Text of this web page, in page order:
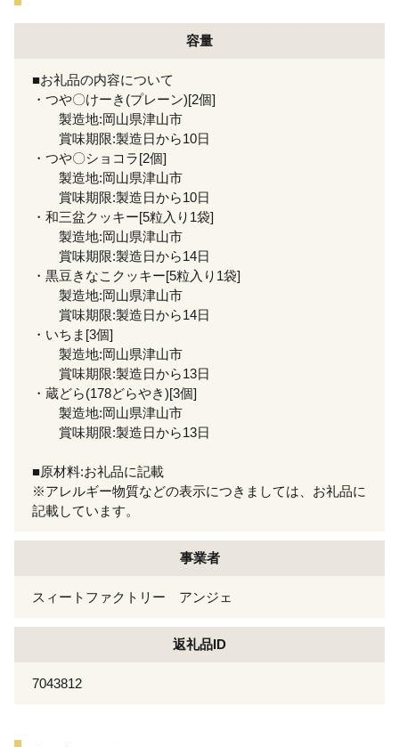
容量
■お礼品の内容について
・つや〇けーき(プレーン)[2個]
製造地:岡山県津山市
賞味期限:製造日から10日
・つや〇ショコラ[2個]
製造地:岡山県津山市
賞味期限:製造日から10日
・和三盆クッキー[5粒入り1袋]
製造地:岡山県津山市
賞味期限:製造日から14日
・黒豆きなこクッキー[5粒入り1袋]
製造地:岡山県津山市
賞味期限:製造日から14日
・いちま[3個]
製造地:岡山県津山市
賞味期限:製造日から13日
・蔵どら(178どらやき)[3個]
製造地:岡山県津山市
賞味期限:製造日から13日
■原材料:お礼品に記載
※アレルギー物質などの表示につきましては、お礼品に
記載しています。
事業者
スィートファクトリー アンジェ
返礼品ID
7043812